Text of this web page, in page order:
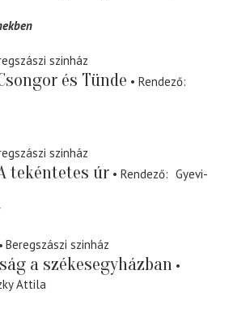
szinház
és Tünde
Rendező
szinház
tekéntetes úr Rendező
Gyevi-
Beregszászi szinház
a székesegyházban
Attila